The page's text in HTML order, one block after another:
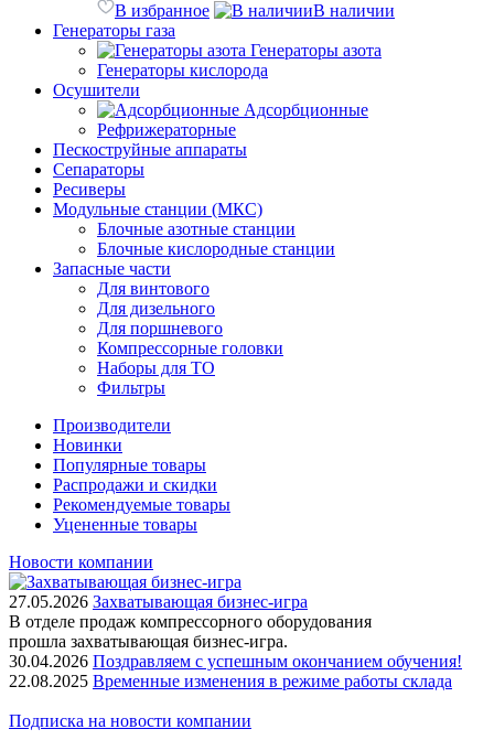
В избранное
В наличии
Генераторы газа
Генераторы азота
Генераторы кислорода
Осушители
Адсорбционные
Рефрижераторные
Пескоструйные аппараты
Сепараторы
Ресиверы
Модульные станции (МКС)
Блочные азотные станции
Блочные кислородные станции
Запасные части
Для винтового
Для дизельного
Для поршневого
Компрессорные головки
Наборы для ТО
Фильтры
Производители
Новинки
Популярные товары
Распродажи и скидки
Рекомендуемые товары
Уцененные товары
Новости компании
27.05.2026 Захватывающая бизнес-игра
В отделе продаж компрессорного оборудования
прошла захватывающая бизнес-игра.
30.04.2026 Поздравляем с успешным окончанием обучения!
22.08.2025 Временные изменения в режиме работы склада
Подписка на новости компании